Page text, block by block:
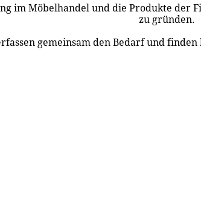
im Möbelhandel und die Produkte der
zu gründen.
gemeinsam den Bedarf und